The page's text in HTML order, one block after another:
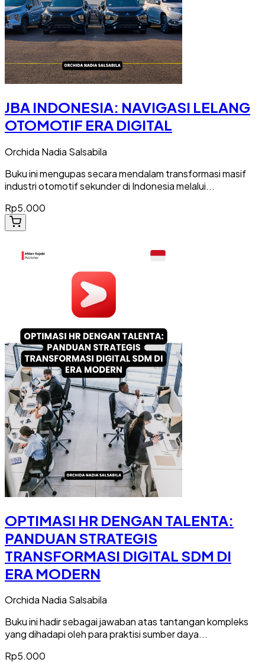
JBA INDONESIA: NAVIGASI LELANG
OTOMOTIF ERA DIGITAL
Orchida Nadia Salsabila
Buku ini mengupas secara mendalam transformasi masif
industri otomotif sekunder di Indonesia melalui...
Rp5.000
OPTIMASI HR DENGAN TALENTA:
PANDUAN STRATEGIS
TRANSFORMASI DIGITAL SDM DI
ERA MODERN
Orchida Nadia Salsabila
Buku ini hadir sebagai jawaban atas tantangan kompleks
yang dihadapi oleh para praktisi sumber daya...
Rp5.000